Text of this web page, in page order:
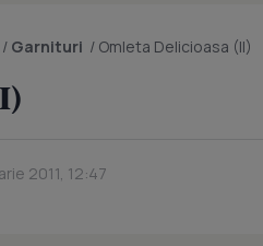
/ Garnituri / Omleta Delicioasa (II)
2011, 12:47